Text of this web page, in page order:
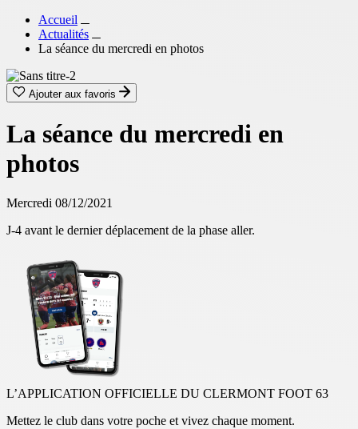
Accueil
Actualités
La séance du mercredi en photos
Ajouter aux favoris
La séance du mercredi en
photos
Mercredi 08/12/2021
J-4 avant le dernier déplacement de la phase aller.
L’APPLICATION OFFICIELLE DU CLERMONT FOOT 63
Mettez le club dans votre poche et vivez chaque moment.